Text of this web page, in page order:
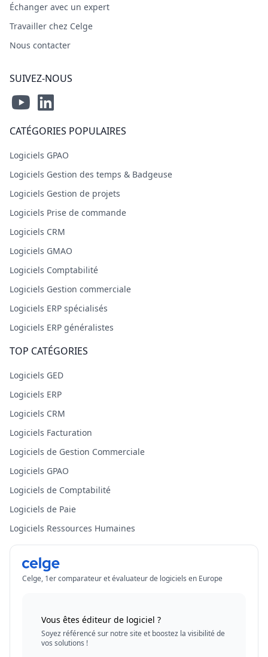
Échanger avec un expert
Travailler chez Celge
Nous contacter
SUIVEZ-NOUS
CATÉGORIES POPULAIRES
Logiciels GPAO
Logiciels Gestion des temps & Badgeuse
Logiciels Gestion de projets
Logiciels Prise de commande
Logiciels CRM
Logiciels GMAO
Logiciels Comptabilité
Logiciels Gestion commerciale
Logiciels ERP spécialisés
Logiciels ERP généralistes
TOP CATÉGORIES
Logiciels GED
Logiciels ERP
Logiciels CRM
Logiciels Facturation
Logiciels de Gestion Commerciale
Logiciels GPAO
Logiciels de Comptabilité
Logiciels de Paie
Logiciels Ressources Humaines
Celge, 1er comparateur et évaluateur de logiciels en Europe
Vous êtes éditeur de logiciel ?
Soyez référencé sur notre site et boostez la visibilité de
vos solutions !